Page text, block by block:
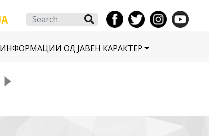
Search
ИНФОРМАЦИИ ОД ЈАВЕН КАРАКТЕР